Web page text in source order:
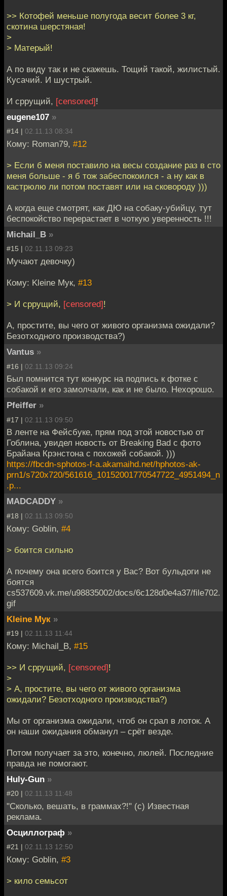
>> Котофей меньше полугода весит более 3 кг,
скотина шерстяная!
>
> Матерый!
А по виду так и не скажешь. Тощий такой, жилистый.
Кусачий. И шустрый.
И сррущий, [censored]!
eugene107 »
#14 | 02.11.13 08:34
Кому: Roman79, #12
> Если б меня поставило на весы создание раз в сто
меня больше - я б тож забеспокоился - а ну как в
кастрюлю ли потом поставят или на сковороду )))
А когда еще смотрят, как ДЮ на собаку-убийцу, тут
беспокойство перерастает в чоткую уверенность !!!
Michail_B »
#15 | 02.11.13 09:23
Мучают девочку)
Кому: Kleine Мук, #13
> И сррущий, [censored]!
А, простите, вы чего от живого организма ожидали?
Безотходного производства?)
Vantus »
#16 | 02.11.13 09:24
Был помнится тут конкурс на подпись к фотке с
собакой и его замолчали, как и не было. Нехорошо.
Pfeiffer »
#17 | 02.11.13 09:50
В ленте на Фейсбуке, прям под этой новостью от
Гоблина, увидел новость от Breaking Bad с фото
Брайана Крэнстона с похожей собакой. )))
https://fbcdn-sphotos-f-a.akamaihd.net/hphotos-ak-
prn1/s720x720/561616_10152001770547722_4951494_n
.p...
MADCADDY »
#18 | 02.11.13 09:50
Кому: Goblin, #4
> боится сильно
А почему она всего боится у Вас? Вот бульдоги не
боятся
cs537609.vk.me/u98835002/docs/6c128d0e4a37/file702.
gif
Kleine Мук »
#19 | 02.11.13 11:44
Кому: Michail_B, #15
>> И сррущий, [censored]!
>
> А, простите, вы чего от живого организма
ожидали? Безотходного производства?)
Мы от организма ожидали, чтоб он срал в лоток. А
он наши ожидания обманул – срёт везде.
Потом получает за это, конечно, люлей. Последние
правда не помогают.
Huly-Gun »
#20 | 02.11.13 11:48
"Cколько, вешать, в граммах?!" (с) Известная
реклама.
Осциллограф »
#21 | 02.11.13 12:50
Кому: Goblin, #3
> кило семьсот